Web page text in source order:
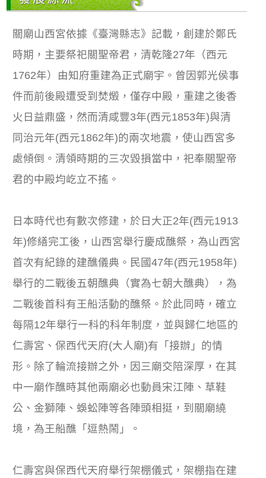
關廟山西宮依據《臺灣縣志》記載，創建於鄭氏
時期，主要祭祀關聖帝君，清乾隆27年（西元
1762年）由知府重建為正式廟宇。曾因郭光侯事
件而前後殿遭受到焚燬，僅存中殿，重建之後香
火日益鼎盛，然而清咸豐3年(西元1853年)與清
同治元年(西元1862年)的兩次地震，使山西宮多
處傾倒。清領時期的三次毀損當中，祀奉關聖帝
君的中殿均屹立不搖。
日本時代也有數次修建，於日大正2年(西元1913
年)修繕完工後，山西宮舉行慶成醮祭，為山西宮
首次有紀錄的建醮儀典。民國47年(西元1958年)
舉行的二戰後五朝醮典（實為七朝大醮典），為
二戰後首科有王船活動的醮祭。於此同時，確立
每隔12年舉行一科的科年制度，並與歸仁地區的
仁壽宮、保西代天府(大人廟)有「接辦」的情
形。除了輪流接辦之外，因三廟交陪深厚，在其
中一廟作醮時其他兩廟必也動員宋江陣、草鞋
公、金獅陣、蜈蚣陣等各陣頭相挺，到關廟繞
境，為王船醮「逗熱鬧」。
仁壽宮與保西代天府舉行架棚儀式，架棚指在建